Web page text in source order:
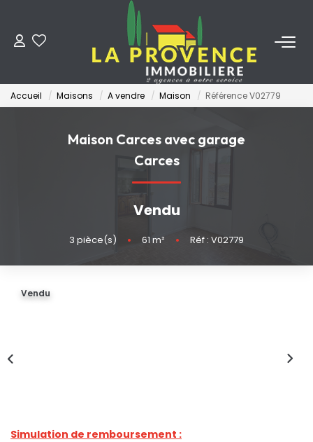
ACHETER
LOUER
ESTIMER
NOS AGENCES
Accueil Maisons A vendre Maison Référence V02779
Maison Carces avec garage
Carces
Vendu
3 pièce(s) • 61 m² • Réf : V02779
Vendu
Simulation de remboursement :